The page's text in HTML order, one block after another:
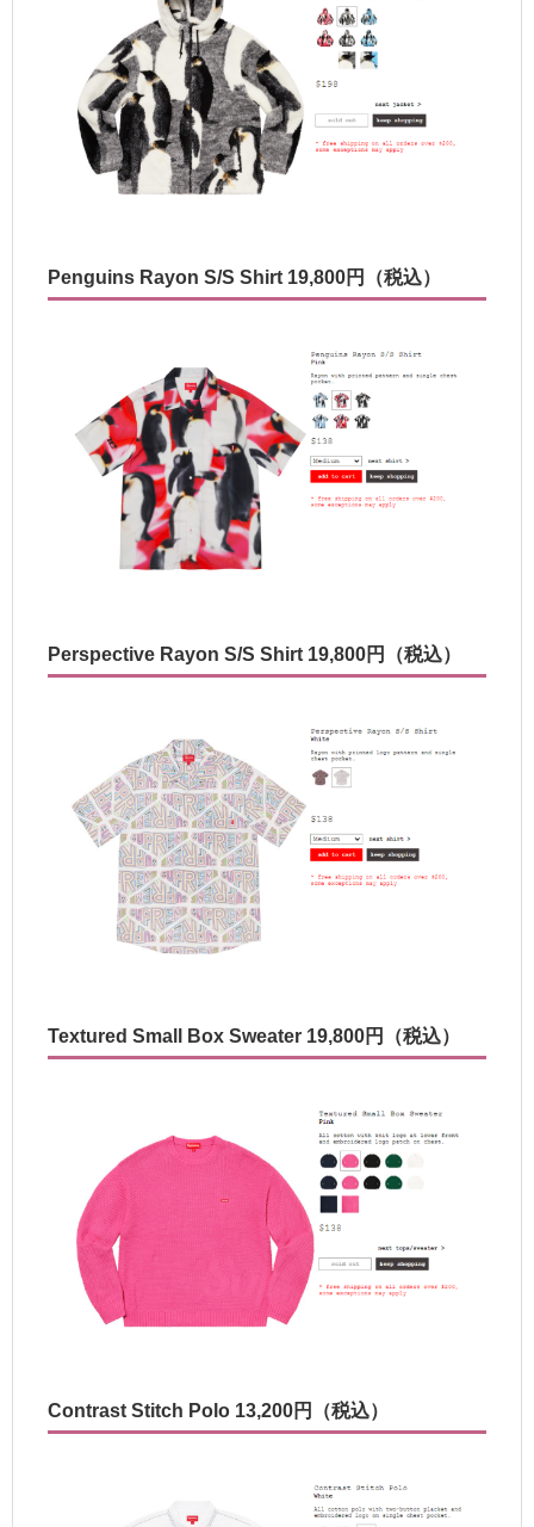
Penguins Rayon S/S Shirt 19,800円（税込）
Perspective Rayon S/S Shirt 19,800円（税込）
Textured Small Box Sweater 19,800円（税込）
Contrast Stitch Polo 13,200円（税込）